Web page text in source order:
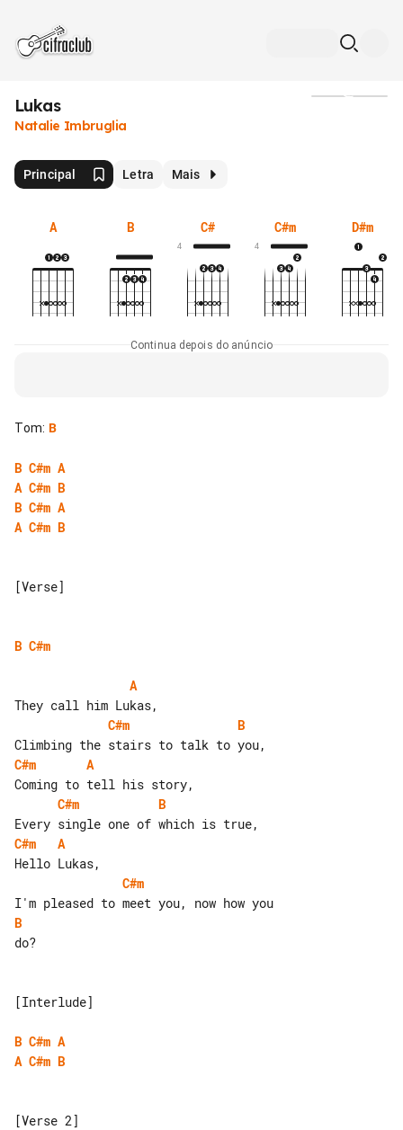
Lukas
Natalie Imbruglia
Principal Letra Mais
A B C#
4
C#m
4
D#m
Continua depois do anúncio
Tom: B
B C#m A
A C#m B
B C#m A
A C#m B
[Verse]
B C#m
A
C#m
B
C#m
A
C#m
B
C#m
A
C#m
B
do?
[Interlude]
B C#m A
A C#m B
[Verse 2]